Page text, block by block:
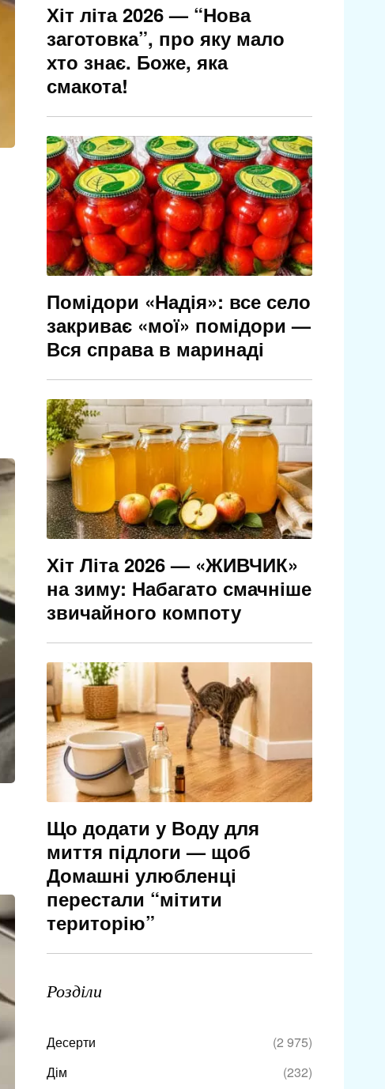
Хіт літа 2026 — “Нова
заготовка”, про яку мало
хто знає. Боже, яка
смакота!
Помідори «Надія»: все село
закриває «мої» помідори —
Вся справа в маринаді
Хіт Літа 2026 — «ЖИВЧИК»
на зиму: Набагато смачніше
звичайного компоту
Що додати у Воду для
миття підлоги — щоб
Домашні улюбленці
перестали “мітити
територію”
Розділи
Десерти
(2 975)
Дім
(232)